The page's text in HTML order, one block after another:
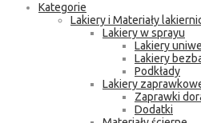
Kategorie
Lakiery i Materiały
Lakiery w sprayu
Lakiery
Lakiery
Podkłady
Lakiery
Zaprawki
Dodatki